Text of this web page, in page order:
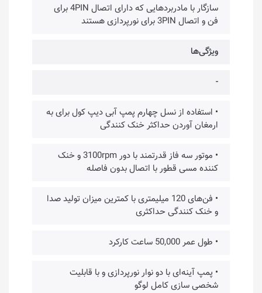
سازگار با مادربردهایی که دارای اتصال 4PIN برای
فن و اتصال 3PIN برای نورپردازی هستند
ویژگی‌ها
-
• استفاده از نسل چهارم پمپ آبی دیپ کول برای به
ارمغان آوردن حداکثر خنک کنندگی
• موتور سه فاز قدرتمند با دور 3100rpm و خنک
کننده مسی قطور با اتصال بدون فاصله
• فن‌های 120 میلیمتری با کمترین میزان تولید صدا
و خنک کنندگی حداکثری
• طول عمر 50,000 ساعت کارکرد
• پمپ آینه‌ای با دو نوار نورپردازی و با قابلیت
شخصی سازی کامل لوگو